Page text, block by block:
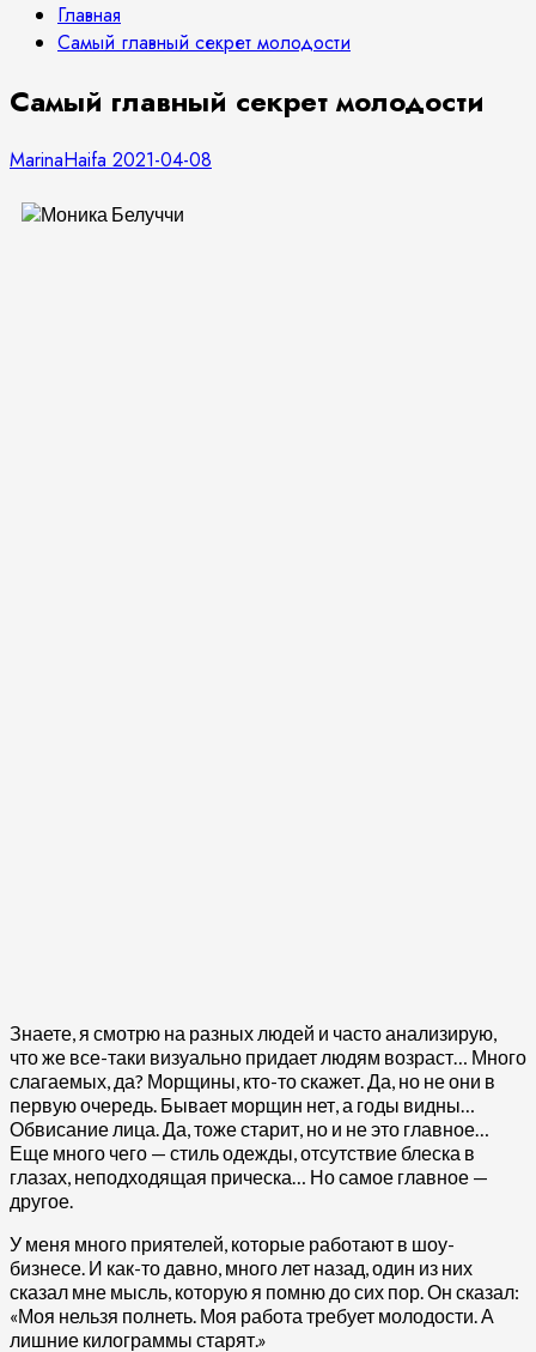
Главная
Самый главный секрет молодости
Самый главный секрет молодости
MarinaHaifa 2021-04-08
Знаете, я смотрю на разных людей и часто анализирую,
что же все-таки визуально придает людям возраст… Много
слагаемых, да? Морщины, кто-то скажет. Да, но не они в
первую очередь. Бывает морщин нет, а годы видны…
Обвисание лица. Да, тоже старит, но и не это главное…
Еще много чего — стиль одежды, отсутствие блеска в
глазах, неподходящая прическа… Но самое главное —
другое.
У меня много приятелей, которые работают в шоу-
бизнесе. И как-то давно, много лет назад, один из них
сказал мне мысль, которую я помню до сих пор. Он сказал:
«Моя нельзя полнеть. Моя работа требует молодости. А
лишние килограммы старят.»